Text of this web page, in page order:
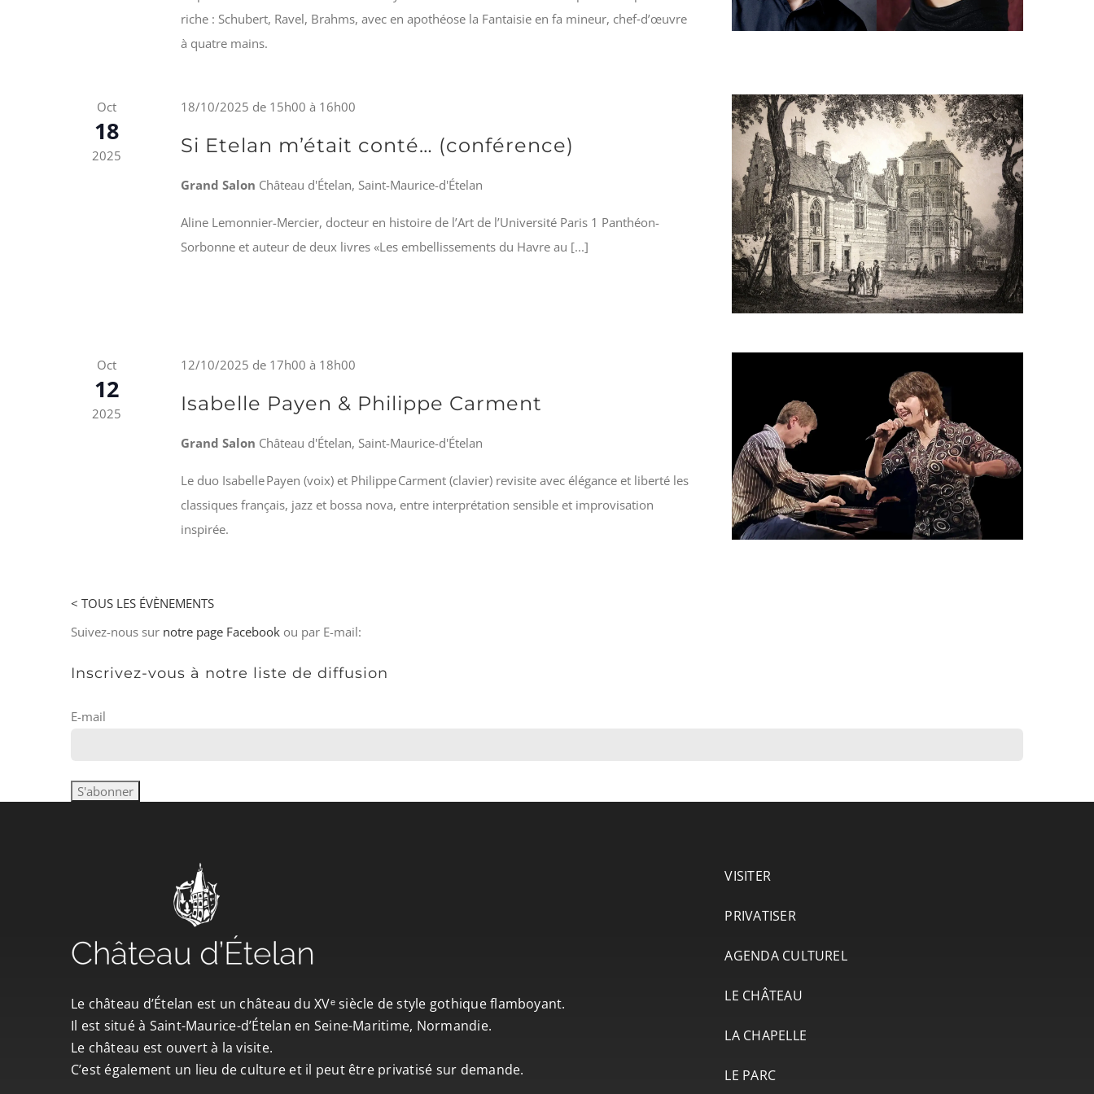
riche : Schubert, Ravel, Brahms, avec en apothéose la Fantaisie en fa mineur, chef‑d’œuvre
à quatre mains.
Oct
18
2025
18/10/2025 de 15h00 à 16h00
Si Etelan m’était conté… (conférence)
Grand Salon Château d'Ételan, Saint-Maurice-d'Ételan
Aline Lemonnier-Mercier, docteur en histoire de l’Art de l’Université Paris 1 Panthéon-
Sorbonne et auteur de deux livres «Les embellissements du Havre au [...]
Oct
12
2025
12/10/2025 de 17h00 à 18h00
Isabelle Payen & Philippe Carment
Grand Salon Château d'Ételan, Saint-Maurice-d'Ételan
Le duo Isabelle Payen (voix) et Philippe Carment (clavier) revisite avec élégance et liberté les
classiques français, jazz et bossa nova, entre interprétation sensible et improvisation
inspirée.
< TOUS LES ÉVÈNEMENTS
Suivez-nous sur notre page Facebook ou par E-mail:
Inscrivez-vous à notre liste de diffusion
E-mail
Le château d’Ételan est un château du XVᵉ siècle de style gothique flamboyant.
Il est situé à Saint-Maurice-d’Ételan en Seine-Maritime, Normandie.
Le château est ouvert à la visite.
C’est également un lieu de culture et il peut être privatisé sur demande.
VISITER
PRIVATISER
AGENDA CULTUREL
LE CHÂTEAU
LA CHAPELLE
LE PARC